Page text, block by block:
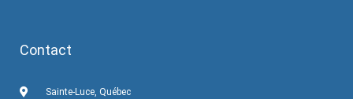
Contact
Sainte-Luce, Québec